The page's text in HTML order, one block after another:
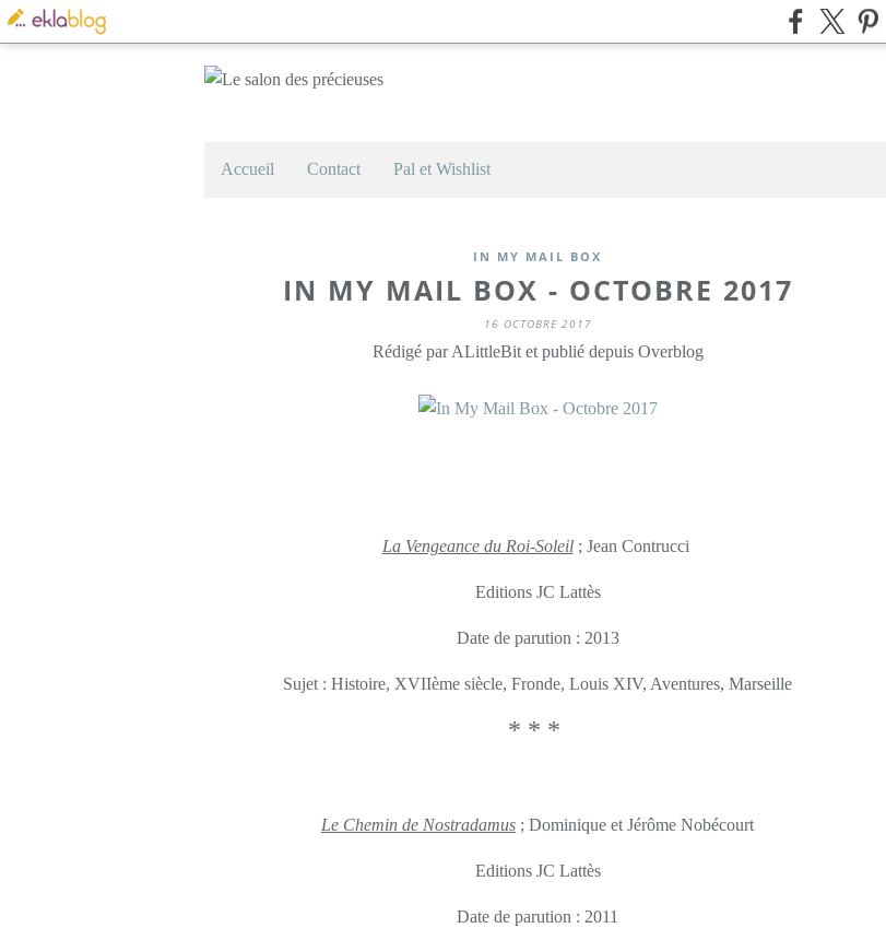
Accueil Contact Pal et Wishlist
IN MY MAIL BOX
IN MY MAIL BOX - OCTOBRE 2017
16 OCTOBRE 2017
Rédigé par ALittleBit et publié depuis Overblog
La Vengeance du Roi-Soleil; Jean Contrucci
Editions JC Lattès
Date de parution : 2013
Sujet : Histoire, XVIIème siècle, Fronde, Louis XIV, Aventures, Marseille
* * *
Le Chemin de Nostradamus ; Dominique et Jérôme Nobécourt
Editions JC Lattès
Date de parution : 2011